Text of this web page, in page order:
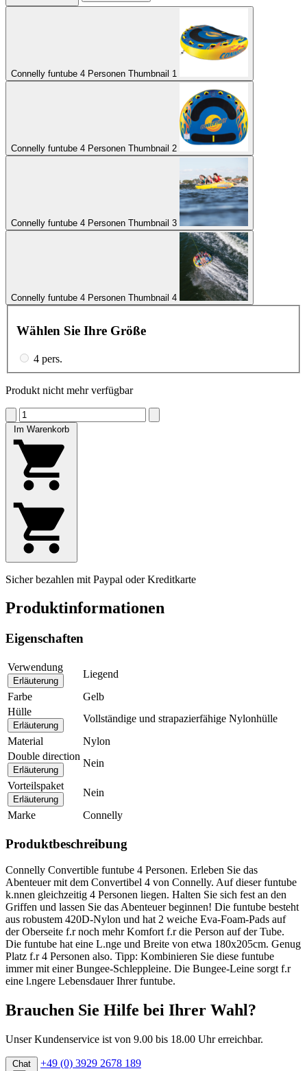
Connelly funtube 4 Personen Thumbnail 1
Connelly funtube 4 Personen Thumbnail 2
Connelly funtube 4 Personen Thumbnail 3
Connelly funtube 4 Personen Thumbnail 4
Wählen Sie Ihre Größe
4 pers.
Produkt nicht mehr verfügbar
Im Warenkorb
Sicher bezahlen mit Paypal oder Kreditkarte
Produktinformationen
Eigenschaften
Verwendung
Erläuterung
Liegend
Farbe
Gelb
Hülle
Erläuterung
Vollständige und strapazierfähige Nylonhülle
Material
Nylon
Double direction
Erläuterung
Nein
Vorteilspaket
Erläuterung
Nein
Marke
Connelly
Produktbeschreibung
Connelly Convertible funtube 4 Personen. Erleben Sie das
Abenteuer mit dem Convertibel 4 von Connelly. Auf dieser funtube
k.nnen gleichzeitig 4 Personen liegen. Halten Sie sich fest an den
Griffen und lassen Sie das Abenteuer beginnen! Die funtube besteht
aus robustem 420D-Nylon und hat 2 weiche Eva-Foam-Pads auf
der Oberseite f.r noch mehr Komfort f.r die Person auf der Tube.
Die funtube hat eine L.nge und Breite von etwa 180x205cm. Genug
Platz f.r 4 Personen also. Tipp: Kombinieren Sie diese funtube
immer mit einer Bungee-Schleppleine. Die Bungee-Leine sorgt f.r
eine l.ngere Lebensdauer Ihrer funtube.
Brauchen Sie Hilfe bei Ihrer Wahl?
Unser Kundenservice ist von 9.00 bis 18.00 Uhr erreichbar.
Chat +49 (0) 3929 2678 189